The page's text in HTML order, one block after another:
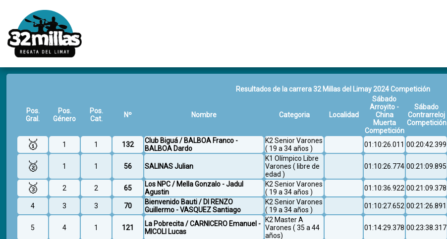
Resultados de la carrera 32 Millas del Limay 2024 Competición
Pos.
Gral.
Pos.
Género
Pos.
Cat.
Nº Nombre Categoria Localidad
Sábado
Arroyito -
China
Muerta
Competición
Sábado
Contrarreloj
Competición
🥇 1 1 132
Club Biguá / BALBOA Franco -
BALBOA Dardo
K2 Senior Varones
( 19 a 34 años )
01:10:26.011 00:20:42.399
🥈 1 1 56 SALINAS Julian
K1 Olímpico Libre
Varones ( libre de
edad )
01:10:26.774 00:21:09.895
🥉 2 2 65
Los NPC / Mella Gonzalo - Jadul
Agustin
K2 Senior Varones
( 19 a 34 años )
01:10:36.922 00:21:09.378
4 3 3 70
Bienvenido Bauti / DI RENZO
Guillermo - VASQUEZ Santiago
K2 Senior Varones
( 19 a 34 años )
01:10:27.652 00:21:26.891
5 4 1 121
La Pobrecita / CARNICERO Emanuel -
MICOLI Lucas
K2 Master A
Varones ( 35 a 44
años)
01:14:29.378 00:23:38.317